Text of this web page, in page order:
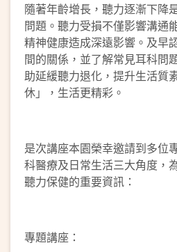
隨著年齡增長，聽力逐漸下降
問題。聽力受損不僅影響溝通
精神健康造成深遠影響。及早
間的關係，並了解常見耳科問
助延緩聽力退化，提升生活質
休」，生活更精彩。
是次講座本園榮幸邀請到多位
科醫療及日常生活三大角度，
聽力保健的重要資訊：
專題講座：